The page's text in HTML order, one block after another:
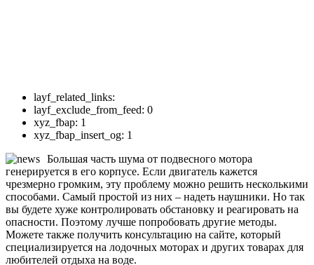
layf_related_links:
layf_exclude_from_feed: 0
xyz_fbap: 1
xyz_fbap_insert_og: 1
Большая часть шума от подвесного мотора
генерируется в его корпусе. Если двигатель кажется
чрезмерно громким, эту проблему можно решить несколькими
способами. Самый простой из них – надеть наушники. Но так
вы будете хуже контролировать обстановку и реагировать на
опасности. Поэтому лучше попробовать другие методы.
Можете также получить консультацию на сайте, который
специализируется на лодочных моторах и других товарах для
любителей отдыха на воде.